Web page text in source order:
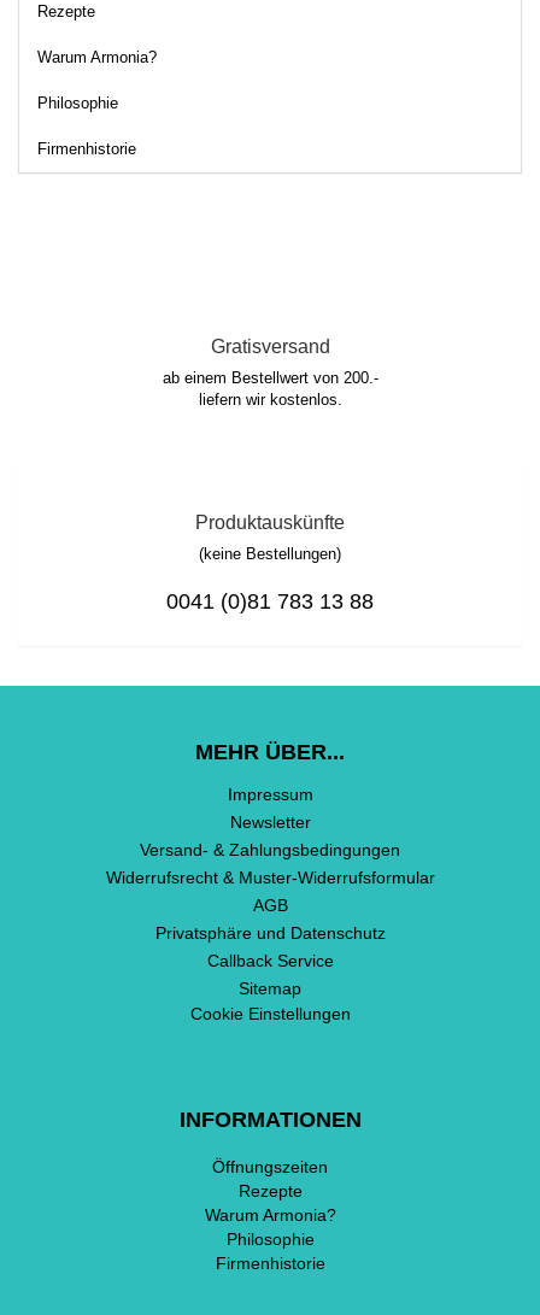
Rezepte
Warum Armonia?
Philosophie
Firmenhistorie
Gratisversand
ab einem Bestellwert von 200.-
liefern wir kostenlos.
Produktauskünfte
(keine Bestellungen)
0041 (0)81 783 13 88
MEHR ÜBER...
Impressum
Newsletter
Versand- & Zahlungsbedingungen
Widerrufsrecht & Muster-Widerrufsformular
AGB
Privatsphäre und Datenschutz
Callback Service
Sitemap
Cookie Einstellungen
INFORMATIONEN
Öffnungszeiten
Rezepte
Warum Armonia?
Philosophie
Firmenhistorie